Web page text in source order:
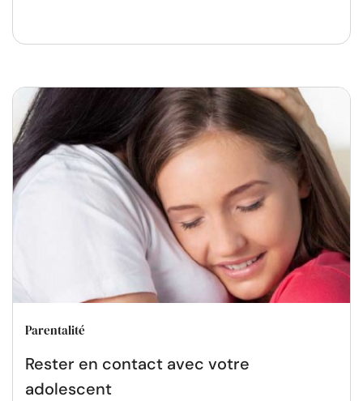
Parentalité
Rester en contact avec votre
adolescent